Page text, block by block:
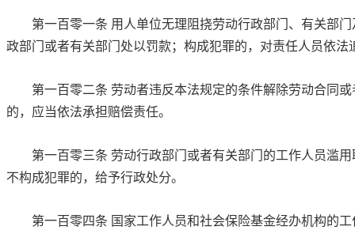
第一百零一条 用人单位无理阻挠劳动行政部门、有关部
政部门或者有关部门处以罚款；构成犯罪的，对责任人员依法
第一百零二条 劳动者违反本法规定的条件解除劳动合同
的，应当依法承担赔偿责任。
第一百零三条 劳动行政部门或者有关部门的工作人员滥
不构成犯罪的，给予行政处分。
第一百零四条 国家工作人员和社会保险基金经办机构的